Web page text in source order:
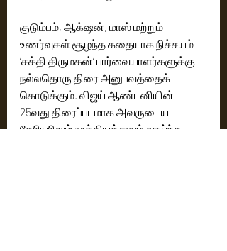
குடும்பம், ஆக்‌ஷன், மாஸ் மற்றும்
உணர்வுகள் சூழந்த கதையாக நிச்சயம்
‘சக்தி திருமகன்‘ பார்வையாளர்களுக்கு
நல்லதொரு திரை அனுபவத்தைக்
கொடுக்கும். விஜய் ஆண்டனியின்
25வது திரைப்படமாக அவருடைய
கேரியரிலும் முக்கியத்துவம் வாய்ந்த